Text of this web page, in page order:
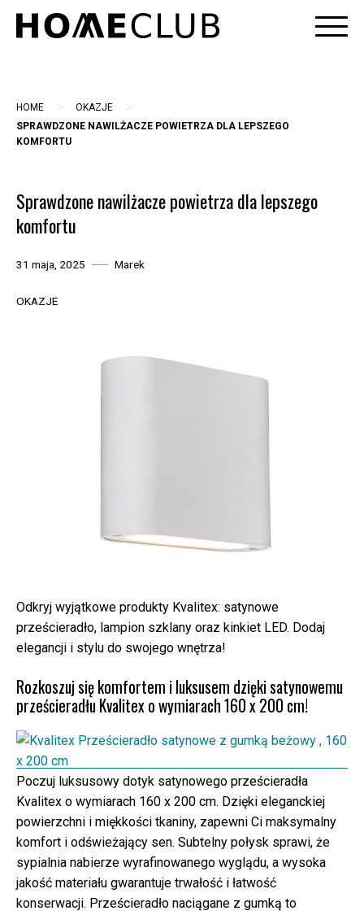
Skip
HOME > OKAZJE >
SPRAWDZONE NAWILŻACZE POWIETRZA DLA LEPSZEGO
KOMFORTU
Sprawdzone nawilżacze powietrza dla lepszego
komfortu
31 maja, 2025 Marek
OKAZJE
Odkryj wyjątkowe produkty Kvalitex: satynowe
prześcieradło, lampion szklany oraz kinkiet LED. Dodaj
elegancji i stylu do swojego wnętrza!
Rozkoszuj się komfortem i luksusem dzięki satynowemu
prześcieradłu Kvalitex o wymiarach 160 x 200 cm!
Poczuj luksusowy dotyk satynowego prześcieradła
Kvalitex o wymiarach 160 x 200 cm. Dzięki eleganckiej
powierzchni i miękkości tkaniny, zapewni Ci maksymalny
komfort i odświeżający sen. Subtelny połysk sprawi, że
sypialnia nabierze wyrafinowanego wyglądu, a wysoka
jakość materiału gwarantuje trwałość i łatwość
konserwacji. Prześcieradło naciągane z gumką to